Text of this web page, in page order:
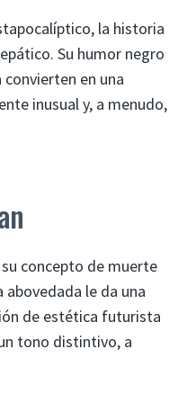
la historia
Su humor negro
en una
inusual y, a menudo,
concepto de muerte
le da una
de estética futurista
tono distintivo, a